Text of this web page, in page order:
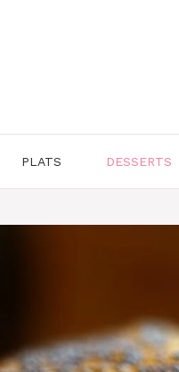
PLATS DESSERTS